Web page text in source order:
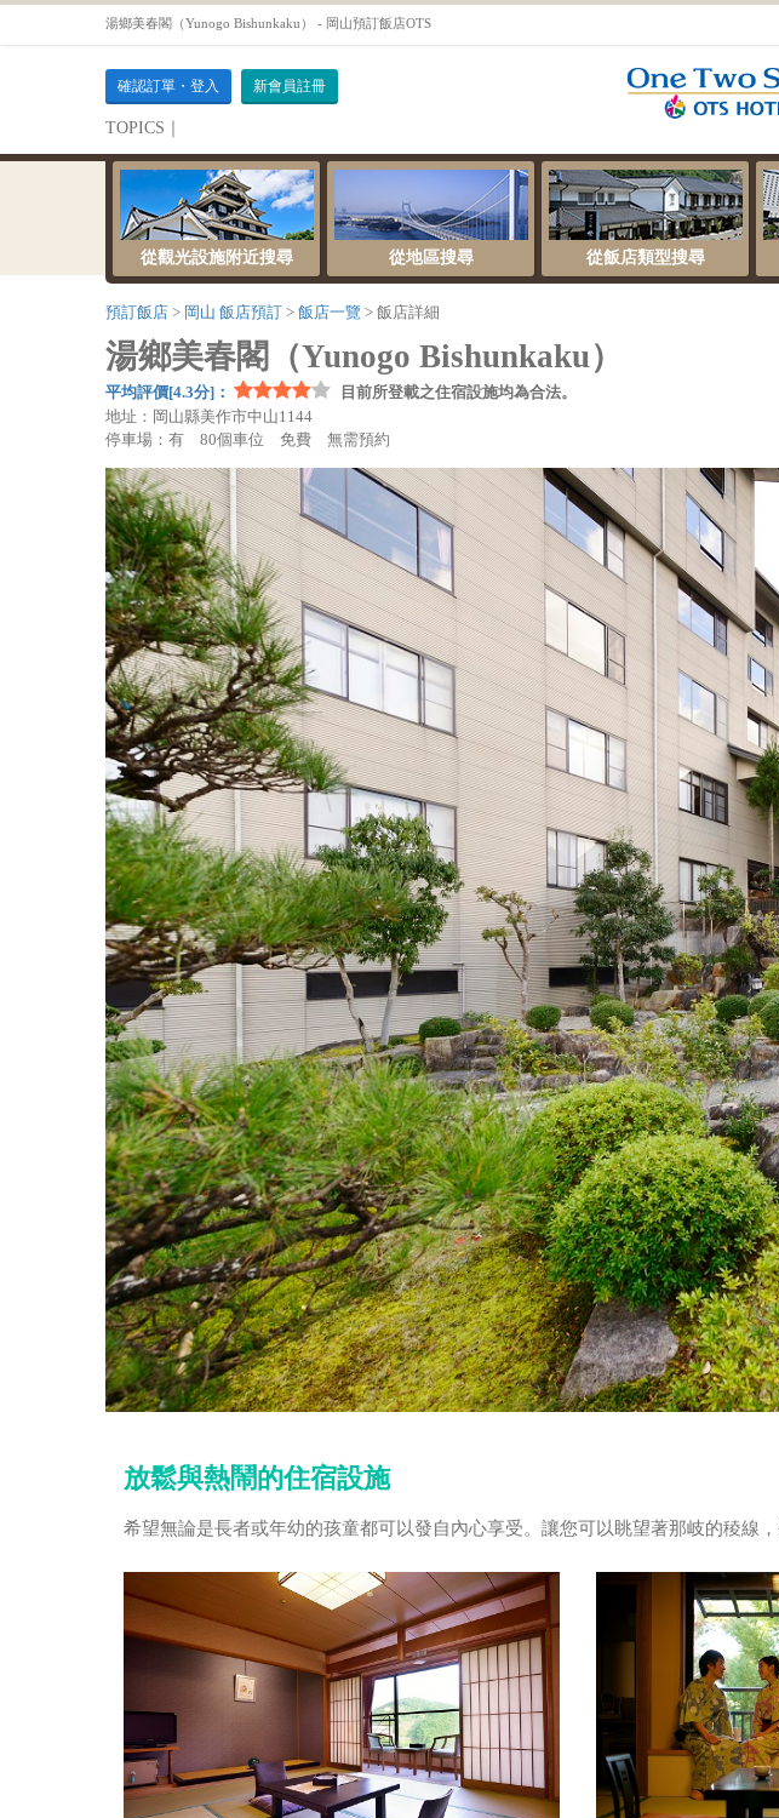
湯鄉美春閣（Yunogo Bishunkaku） - 岡山預訂飯店OTS
確認訂單・登入 新會員註冊
TOPICS｜
伺服器維護公告
從觀光設施附近搜尋 從地區搜尋 從飯店類型搜尋
預訂飯店 岡山 飯店預訂 飯店一覽 飯店詳細
湯鄉美春閣（Yunogo Bishunkaku）
平均評價[4.3分]：
目前所登載之住宿設施均為合法。
地址：岡山縣美作市中山1144
停車場：有 80個車位 免費 無需預約
放鬆與熱鬧的住宿設施
希望無論是長者或年幼的孩童都可以發自內心享受。讓您可以眺望著那岐的稜線